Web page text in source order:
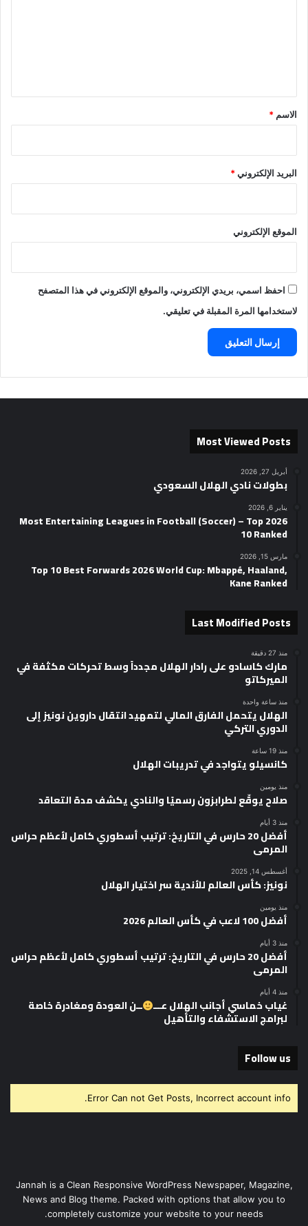
*
الاسم *
البريد الإلكتروني*
الموقع الإلكتروني
احفظ اسمي، بريدي الإلكتروني، والموقع الإلكتروني في هذا المتصفح
لاستخدامها المرة المقبلة في تعليقي.
Most Viewed Posts
أبريل 27, 2026
بطولات نادي الهلال السعودي
يناير 6, 2026
2026 Most Entertaining Leagues in Football (Soccer) – Top
10 Ranked
مارس 15, 2026
Top 10 Best Forwards 2026 World Cup: Mbappé, Haaland,
Kane Ranked
Last Modified Posts
منذ 27 دقيقة
مارك كاسادو على رادار الهلال مجدداً وسط تحركات مكثفة في
الميركاتو
منذ ساعة واحدة
الهلال يتحمل الفارق المالي لتمهيد انتقال داروين نونيز إلى
الدوري التركي
منذ 19 ساعة
كانسيلو يتواجد في تدريبات الهلال
منذ يومين
صلاح يوقّع لطرابزون رسميًا والنادي يكشف مدة التعاقد
منذ 3 أيام
أفضل 20 حارس في التاريخ: ترتيب أسطوري كامل لأعظم حراس
المرمى
أغسطس 14, 2025
نونيز: كأس العالم للأندية سر اختيار الهلال
منذ يومين
أفضل 100 لاعب في كأس العالم 2026
منذ 3 أيام
أفضل 20 حارس في التاريخ: ترتيب أسطوري كامل لأعظم حراس
المرمى
منذ 4 أيام
غياب خماسي أجانب الهلال عـــ ــن العودة ومغادرة خاصة
لبرامج الاستشفاء والتأهيل
Follow us
Error Can not Get Posts, Incorrect account info.
Jannah is a Clean Responsive WordPress Newspaper, Magazine,
News and Blog theme. Packed with options that allow you to
completely customize your website to your needs.